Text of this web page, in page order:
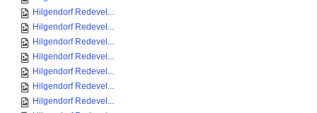
Hilgendorf Redevel...
Hilgendorf Redevel...
Hilgendorf Redevel...
Hilgendorf Redevel...
Hilgendorf Redevel...
Hilgendorf Redevel...
Hilgendorf Redevel...